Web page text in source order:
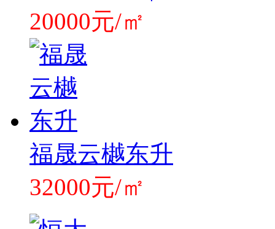
20000元/㎡
福晟云樾东升
32000元/㎡